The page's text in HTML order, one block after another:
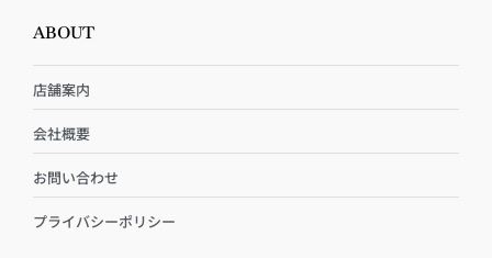
ABOUT
店舗案内
会社概要
お問い合わせ
プライバシーポリシー